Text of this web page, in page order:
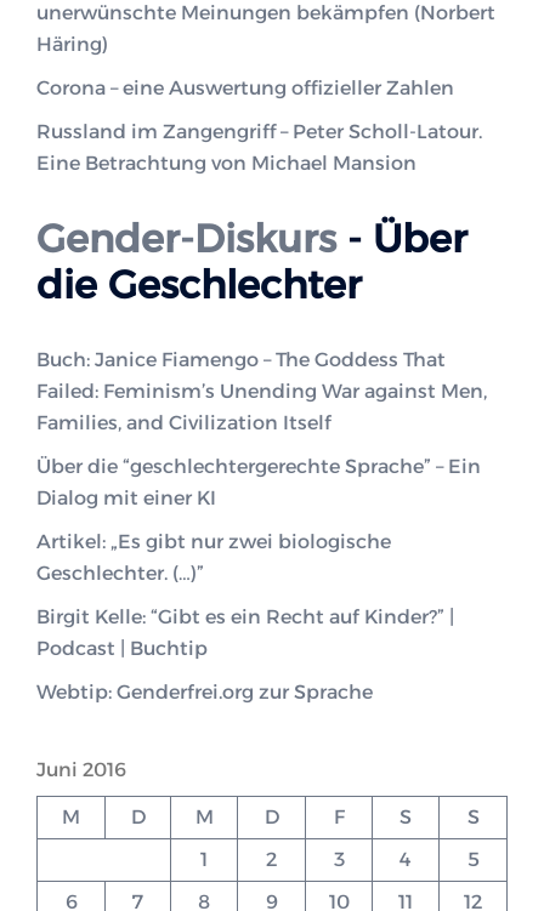
unerwünschte Meinungen bekämpfen (Norbert
Häring)
Corona – eine Auswertung offizieller Zahlen
Russland im Zangengriff – Peter Scholl-Latour.
Eine Betrachtung von Michael Mansion
Gender-Diskurs- Über
die Geschlechter
Buch: Janice Fiamengo – The Goddess That
Failed: Feminism’s Unending War against Men,
Families, and Civilization Itself
Über die “geschlechtergerechte Sprache” – Ein
Dialog mit einer KI
Artikel: „Es gibt nur zwei biologische
Geschlechter. (…)”
Birgit Kelle: “Gibt es ein Recht auf Kinder?” |
Podcast | Buchtip
Webtip: Genderfrei.org zur Sprache
Juni 2016
M D M D F S
S
1
2 3 4
5
6
7 8 9 10 11
12